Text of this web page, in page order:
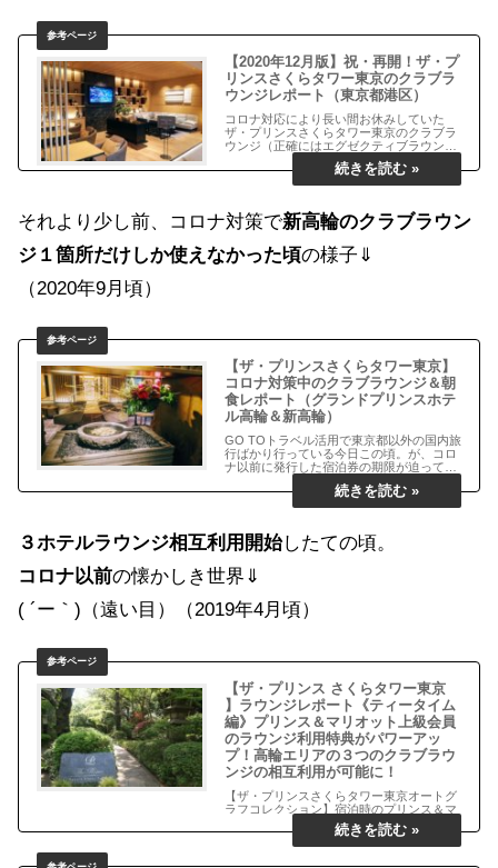
【2020年12月版】祝・再開！ザ・プ
リンスさくらタワー東京のクラブラ
ウンジレポート（東京都港区）
コロナ対応により長い間お休みしていた
ザ・プリンスさくらタワー東京のクラブラ
ウンジ（正確にはエグゼクティブラウン
ジ）が2020年12月7日15時より遂に再開し
まし……
それより少し前、コロナ対策で新高輪のクラブラウン
ジ１箇所だけしか使えなかった頃の様子⇓
（2020年9月頃）
【ザ・プリンスさくらタワー東京】
コロナ対策中のクラブラウンジ＆朝
食レポート（グランドプリンスホテ
ル高輪＆新高輪）
GO TOトラベル活用で東京都以外の国内旅
行ばかり行っている今日この頃。が、コロ
ナ以前に発行した宿泊券の期限が迫ってい
るという理由で久しぶりの東京のホテル宿
泊。……
３ホテルラウンジ相互利用開始したての頃。
コロナ以前の懐かしき世界⇓
( ´ー｀)（遠い目）（2019年4月頃）
【ザ・プリンス さくらタワー東京
】ラウンジレポート《ティータイム
編》プリンス＆マリオット上級会員
のラウンジ利用特典がパワーアッ
プ！高輪エリアの３つのクラブラウ
ンジの相互利用が可能に！
【ザ・プリンスさくらタワー東京オートグ
ラフコレクション】宿泊時のプリンス＆マ
リオット上級会員のラウンジ利用特典がパ
ワーアップ！実際に宿泊してのラウンジ体
験をシェアします！